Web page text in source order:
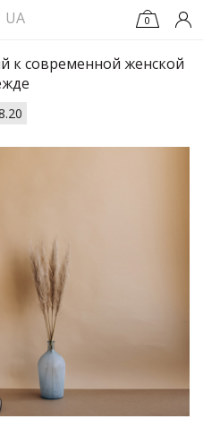
UA 0
к современной женской